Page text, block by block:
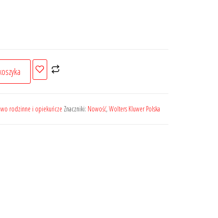
rodzinne i opiekuńcze Znaczniki: Nowość, Wolters Kluwer Polska